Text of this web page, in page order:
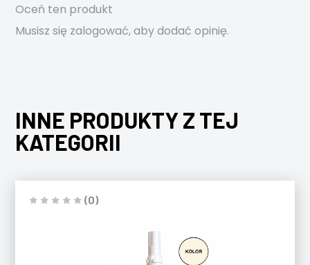
Oceń ten produkt
Musisz się zalogować, aby dodać opinię.
INNE PRODUKTY Z TEJ
KATEGORII
(0)